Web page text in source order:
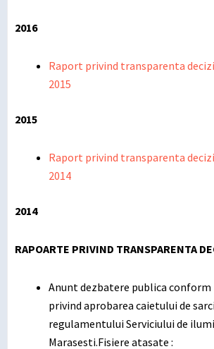
2016
Raport privind transparenta
2015
2015
Raport privind transparenta
2014
2014
RAPOARTE PRIVIND TRANSPARENTA
Anunt dezbatere publica conform
privind aprobarea caietului de
regulamentului Serviciului de
Marasesti.Fisiere atasate :